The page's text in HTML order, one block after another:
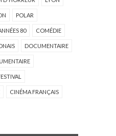
POLAR
80 COMÉDIE
DOCUMENTAIRE
CINÉMA FRANÇAIS